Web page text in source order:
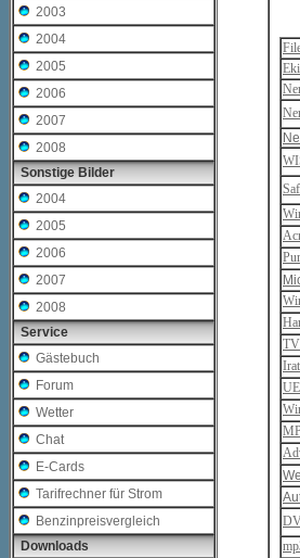
2003
2004
2005
2006
2007
2008
Sonstige Bilder
2004
2005
2006
2007
2008
Service
Gästebuch
Forum
Wetter
Chat
E-Cards
Tarifrechner für Strom
Benzinpreisvergleich
Downloads